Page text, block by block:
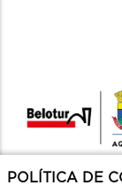
POLÍTICA DE